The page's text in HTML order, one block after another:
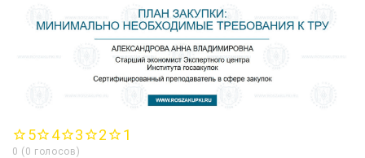
5 4 3 2 1
0 (0 голосов)